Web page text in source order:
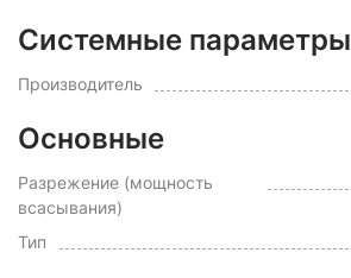
Системные параметры
Производитель
Основные
Разрежение (мощность
всасывания)
Тип